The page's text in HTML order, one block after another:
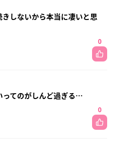
しないから本当に凄いと思
0
ってのがしんど過ぎる…
0